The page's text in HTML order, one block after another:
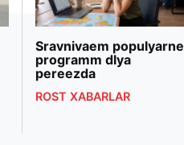
Sravnivaem populyarne
programm dlya
pereezda
ROST XABARLAR